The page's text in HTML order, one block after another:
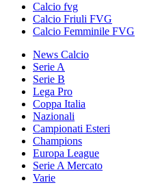
Calcio fvg
Calcio Friuli FVG
Calcio Femminile FVG
News Calcio
Serie A
Serie B
Lega Pro
Coppa Italia
Nazionali
Campionati Esteri
Champions
Europa League
Serie A Mercato
Varie